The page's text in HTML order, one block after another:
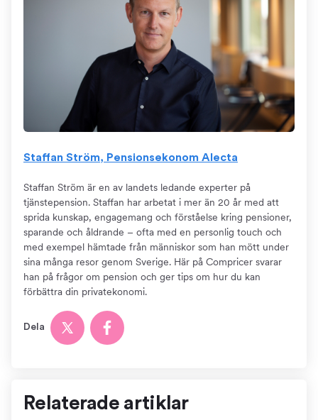
Staffan Ström, Pensionsekonom Alecta
Staffan Ström är en av landets ledande experter på
tjänstepension. Staffan har arbetat i mer än 20 år med att
sprida kunskap, engagemang och förståelse kring pensioner,
sparande och åldrande – ofta med en personlig touch och
med exempel hämtade från människor som han mött under
sina många resor genom Sverige. Här på Compricer svarar
han på frågor om pension och ger tips om hur du kan
förbättra din privatekonomi.
Dela
Relaterade artiklar